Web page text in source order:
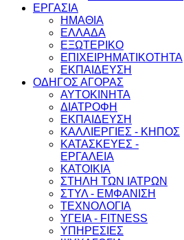
ΕΡΓΑΣΙΑ
ΗΜΑΘΙΑ
ΕΛΛΑΔΑ
ΕΞΩΤΕΡΙΚΟ
ΕΠΙΧΕΙΡΗΜΑΤΙΚΟΤΗΤΑ
ΕΚΠΑΙΔΕΥΣΗ
ΟΔΗΓΟΣ ΑΓΟΡΑΣ
ΑΥΤΟΚΙΝΗΤΑ
ΔΙΑΤΡΟΦΗ
ΕΚΠΑΙΔΕΥΣΗ
ΚΑΛΛΙΕΡΓΙΕΣ - ΚΗΠΟΣ
ΚΑΤΑΣΚΕΥΕΣ -
ΕΡΓΑΛΕΙΑ
ΚΑΤΟΙΚΙΑ
ΣΤΗΛΗ ΤΩΝ ΙΑΤΡΩΝ
ΣΤΥΛ - ΕΜΦΑΝΙΣΗ
ΤΕΧΝΟΛΟΓΙΑ
ΥΓΕΙΑ - FITNESS
ΥΠΗΡΕΣΙΕΣ